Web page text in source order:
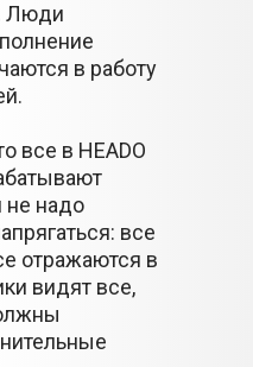
Люди
в работу
все в HEADO
не надо
все
отражаются в
видят все,